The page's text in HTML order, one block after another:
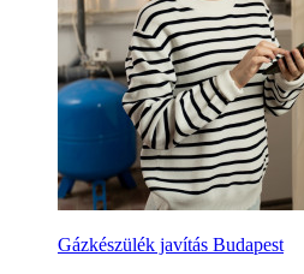
Gázkészülék javítás Budapest